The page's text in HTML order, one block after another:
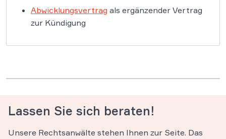
Abwicklungsvertrag als ergänzender Vertrag
zur Kündigung
Lassen Sie sich beraten!
Unsere Rechtsanwälte stehen Ihnen zur Seite. Das